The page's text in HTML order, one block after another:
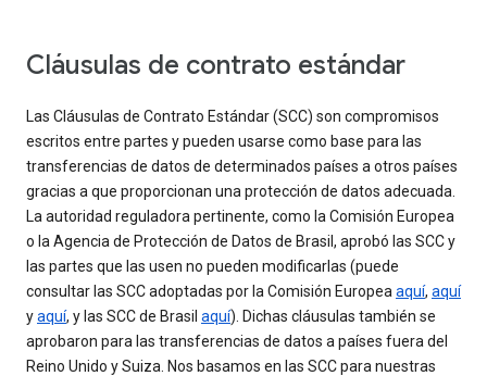
Cláusulas de contrato estándar
Las Cláusulas de Contrato Estándar (SCC) son compromisos
escritos entre partes y pueden usarse como base para las
transferencias de datos de determinados países a otros países
gracias a que proporcionan una protección de datos adecuada.
La autoridad reguladora pertinente, como la Comisión Europea
o la Agencia de Protección de Datos de Brasil, aprobó las SCC y
las partes que las usen no pueden modificarlas (puede
consultar las SCC adoptadas por la Comisión Europeaaquí, aquí
yaquí, y las SCC de Brasil aquí). Dichas cláusulas también se
aprobaron para las transferencias de datos a países fuera del
Reino Unido y Suiza. Nos basamos en las SCC para nuestras